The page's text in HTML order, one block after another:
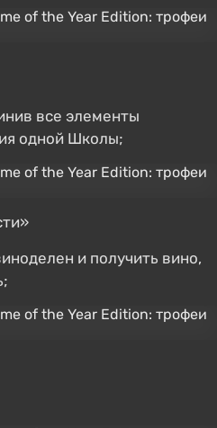
все элементы
одной Школы;
и получить вино,